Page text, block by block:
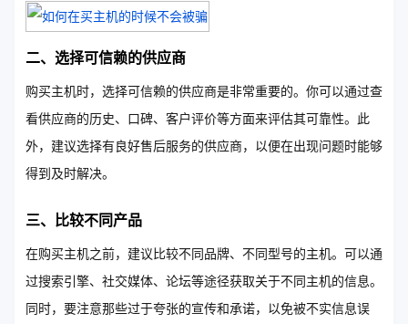
二、选择可信赖的供应商
购买主机时，选择可信赖的供应商是非常重要的。你可以通过查
看供应商的历史、口碑、客户评价等方面来评估其可靠性。此
外，建议选择有良好售后服务的供应商，以便在出现问题时能够
得到及时解决。
三、比较不同产品
在购买主机之前，建议比较不同品牌、不同型号的主机。可以通
过搜索引擎、社交媒体、论坛等途径获取关于不同主机的信息。
同时，要注意那些过于夸张的宣传和承诺，以免被不实信息误